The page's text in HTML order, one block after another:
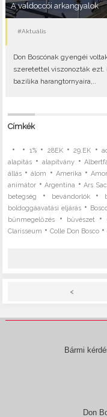
A valdoccói arkangyalok
#Aktuális
Don Boscónak gyengéi
szeretettel viszonozták ezt.
bazilika harangtornyaira,..
Címkék
• • 1%• 28EK•29.EK •
alapítás • alapítvány•
állás •álom • Amerika •
animátor •Argentína •Ars
betegség • bevándorlók•
boldoggáavatási eljárás •
bűnmegelőzés • bűvészet •
Clarisseum •Colle Don Bosco •
<
Bármi
Don